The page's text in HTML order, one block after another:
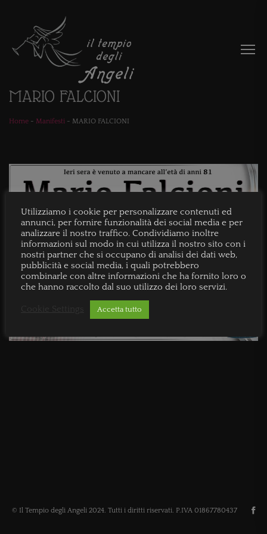
MARIO FALCIONI
Home - Manifesti - MARIO FALCIONI
© Il Tempio degli Angeli 2024. Tutti i diritti riservati. P.IVA 01867780437
Utilizziamo i cookie per personalizzare contenuti ed
annunci, per fornire funzionalità dei social media e per
analizzare il nostro traffico. Condividiamo inoltre
informazioni sul modo in cui utilizza il nostro sito con i
nostri partner che si occupano di analisi dei dati web,
pubblicità e social media, i quali potrebbero
combinarle con altre informazioni che ha fornito loro o
che hanno raccolto dal suo utilizzo dei loro servizi.
Accetta tutto